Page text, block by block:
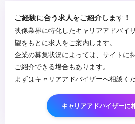
ご経験に合う求人をご紹介します！
映像業界に特化したキャリアアドバイ
望をもとに求人をご案内します。
企業の募集状況によっては、サイトに
ご紹介できる場合もあります。
まずはキャリアアドバイザーへ相談くだ
キャリアアドバイザーに